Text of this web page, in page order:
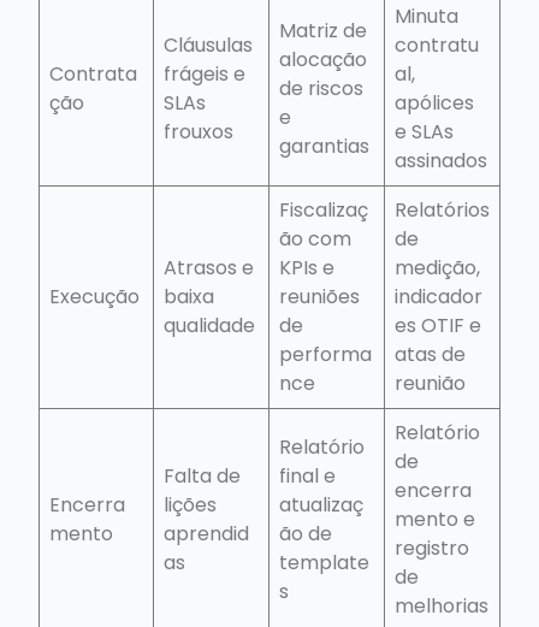
Contrata
ção
Cláusulas
frágeis e
SLAs
frouxos
Matriz de
alocação
de riscos
e
garantias
Minuta
contratu
al,
apólices
e SLAs
assinados
Execução
Atrasos e
baixa
qualidade
Fiscalizaç
ão com
KPIs e
reuniões
de
performa
nce
Relatórios
de
medição,
indicador
es OTIF e
atas de
reunião
Encerra
mento
Falta de
lições
aprendid
as
Relatório
final e
atualizaç
ão de
template
s
Relatório
de
encerra
mento e
registro
de
melhorias